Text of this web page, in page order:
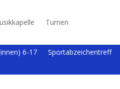
Turnen
6-17 Sportabzeichentreff